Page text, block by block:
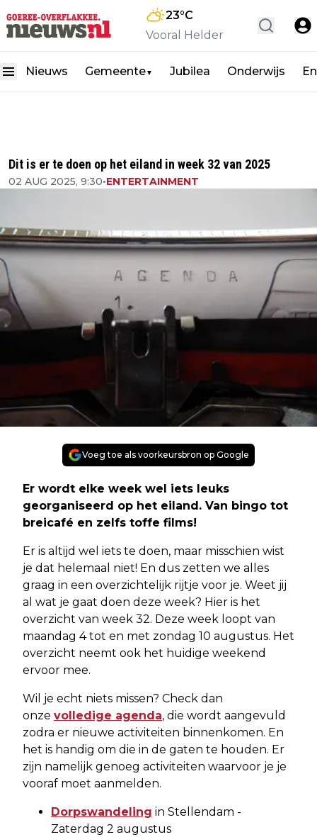
23°C
Vooral Helder
Nieuws Gemeente▼ Jubilea Onderwijs
Dit is er te doen op het eiland in week 32 van 2025
02 AUG 2025, 9:30•ENTERTAINMENT
Voeg toe als voorkeursbron op Google
Er wordt elke week wel iets leuks
georganiseerd op het eiland. Van bingo tot
breicafé en zelfs toffe films!
Er is altijd wel iets te doen, maar misschien wist
je dat helemaal niet! En dus zetten we alles
graag in een overzichtelijk rijtje voor je. Weet jij
al wat je gaat doen deze week? Hier is het
overzicht van week 32. Deze week loopt van
maandag 4 tot en met zondag 10 augustus. Het
overzicht neemt ook het huidige weekend
ervoor mee.
Wil je echt niets missen? Check dan
onze volledige agenda, die wordt aangevuld
zodra er nieuwe activiteiten binnenkomen. En
het is handig om die in de gaten te houden. Er
zijn namelijk genoeg activiteiten waarvoor je je
vooraf moet aanmelden.
Dorpswandeling in Stellendam -
Zaterdag 2 augustus